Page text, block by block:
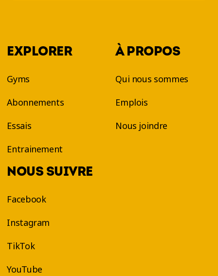
EXPLORER
Gyms
Abonnements
Essais
Entrainement
À PROPOS
Qui nous sommes
Emplois
Nous joindre
NOUS SUIVRE
Facebook
Instagram
TikTok
YouTube